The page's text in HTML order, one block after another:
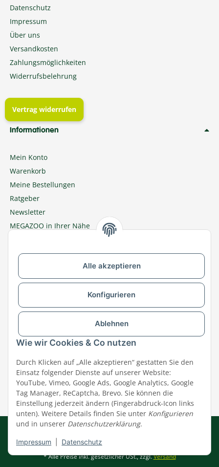
Alle akzeptieren
Konfigurieren
Ablehnen
Wie wir Cookies & Co nutzen
Durch Klicken auf „Alle akzeptieren“ gestatten Sie den
Einsatz folgender Dienste auf unserer Website:
YouTube, Vimeo, Google Ads, Google Analytics, Google
Tag Manager, ReCaptcha, Brevo. Sie können die
Einstellung jederzeit ändern (Fingerabdruck-Icon links
unten). Weitere Details finden Sie unter Konfigurieren
und in unserer Datenschutzerklärung.
Impressum Datenschutz
Datenschutz
Impressum
Über uns
Versandkosten
Zahlungsmöglichkeiten
Widerrufsbelehrung
Vertrag widerrufen
Informationen
Mein Konto
Warenkorb
Meine Bestellungen
Ratgeber
Newsletter
MEGAZOO in Ihrer Nähe
Zu MEGAZOO-nord.de wechseln
Versandpartner & Zahlungsmöglichkeiten
Impressum|AGB|Datenschutz
© MEGAZOO Alpha GmbH
* Alle Preise inkl. gesetzlicher USt., zzgl.Versand